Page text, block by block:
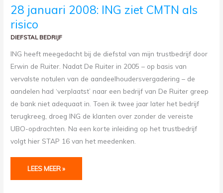
28 januari 2008: ING ziet CMTN als
risico
DIEFSTAL BEDRIJF
ING heeft meegedacht bij de diefstal van mijn trustbedrijf door
Erwin de Ruiter. Nadat De Ruiter in 2005 – op basis van
vervalste notulen van de aandeelhoudersvergadering – de
aandelen had ‘verplaatst’ naar een bedrijf van De Ruiter greep
de bank niet adequaat in. Toen ik twee jaar later het bedrijf
terugkreeg, droeg ING de klanten over zonder de vereiste
UBO-opdrachten. Na een korte inleiding op het trustbedrijf
volgt hier STAP 16 van het meedenken.
28
JANUARI
2008:
ING
ZIET
CMTN
ALS
LEES MEER »